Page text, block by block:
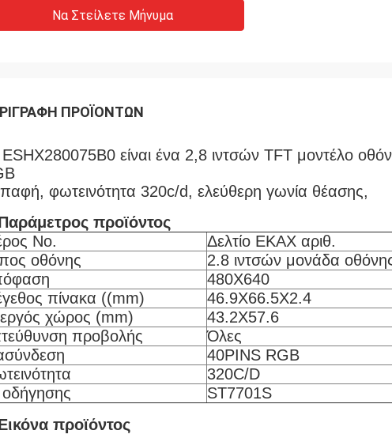
Να Στείλετε Μήνυμα
ΠΡΟΪΌΝΤΩΝ
είναι ένα 2,8 ιντσών TFT μοντέλο
φωτεινότητα 320c/d, ελεύθερη γωνία θέασης,
προϊόντος
Νο.
Δελτίο ΕΚΑΧ αριθ.
οθόνης
2.8 ιντσών μονάδα
480X640
πίνακα ((mm)
46.9X66.5X2.4
χώρος (mm)
43.2Χ57.6
προβολής
Όλες
40PINS RGB
320C/D
ST7701S
προϊόντος